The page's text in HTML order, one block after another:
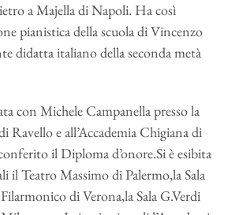
a Majella di Napoli. Ha così
pianistica della scuola di Vincenzo
didatta italiano della seconda metà
con Michele Campanella presso la
Ravello e all’Accademia Chigiana di
il Diploma d’onore.Si è esibita
il Teatro Massimo di Palermo,la Sala
di Verona,la Sala G.Verdi